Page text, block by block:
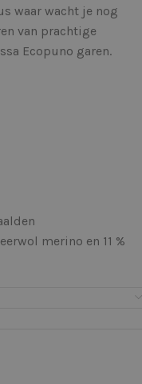
waar wacht je nog
van prachtige
Ecopuno garen.
merino en 11 %